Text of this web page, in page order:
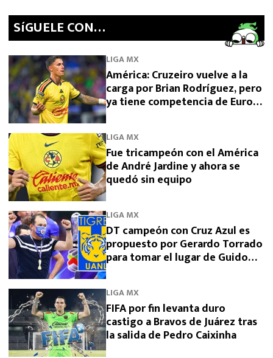
SíGUELE CON…
LIGA MX
América: Cruzeiro vuelve a la
carga por Brian Rodríguez, pero
ya tiene competencia de Europa
LIGA MX
Fue tricampeón con el América
de André Jardine y ahora se
quedó sin equipo
LIGA MX
DT campeón con Cruz Azul es
propuesto por Gerardo Torrado
para tomar el lugar de Guido
LIGA MX
FIFA por fin levanta duro
castigo a Bravos de Juárez tras
la salida de Pedro Caixinha